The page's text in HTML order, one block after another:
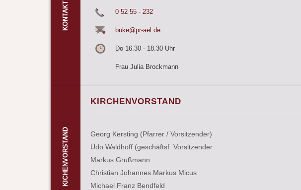
KONTAKT 0 52 55 - 232
buke@pr-ael.de
Do 16.30 - 18.30 Uhr
Frau Julia Brockmann
KICHENVORSTAND
KIRCHENVORSTAND
Georg Kersting (Pfarrer / Vorsitzender)
Udo Waldhoff (geschäftsf. Vorsitzender
Markus Grußmann
Christian Johannes Markus Micus
Michael Franz Bendfeld